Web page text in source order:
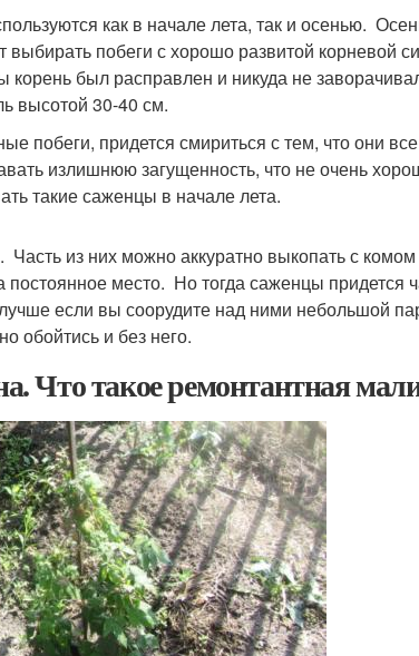
как в начале лета, так и осенью.
побеги с хорошо развитой корневой
был расправлен и никуда не
высотой 30-40 см.
побеги, придется смириться с тем, что они все
излишнюю загущенность, что не очень
такие саженцы в начале лета.
из них можно аккуратно выкопать с
место. Но тогда саженцы придется
если вы соорудите над ними небольшой
обойтись и без него.
Что такое ремонтантная